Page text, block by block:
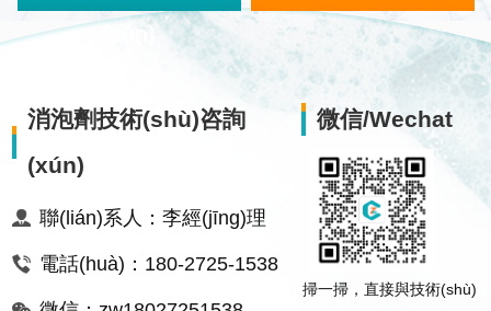
(xún)
消泡劑技術(shù)咨詢
(xún)
聯(lián)系人：李經(jīng)理
電話(huà)：180-2725-1538
微信/Wechat
掃一掃，直接與技術(shù)